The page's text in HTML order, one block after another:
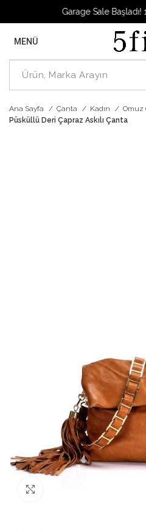
Garage Sale Başladı! 1
MENÜ
Ana Sayfa Çanta Kadın
Omuz
Püsküllü Deri Çapraz Askılı Çanta